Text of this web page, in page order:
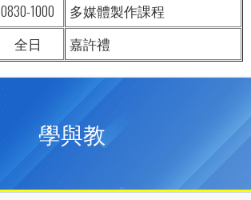
0830-1000
多媒體製作課程
全日 嘉許禮
學與教